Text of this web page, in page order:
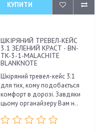
КУПИТИ
ШКІРЯНИЙ ТРЕВЕЛ-КЕЙС
3.1 ЗЕЛЕНИЙ КРАСТ - BN-
TK-3-1-MALACHITE
BLANKNOTE
Шкіряний тревел-кейс 3.1
для тих, кому подобається
комфорт в дорозі. Завдяки
цьому органайзеру Вам н..